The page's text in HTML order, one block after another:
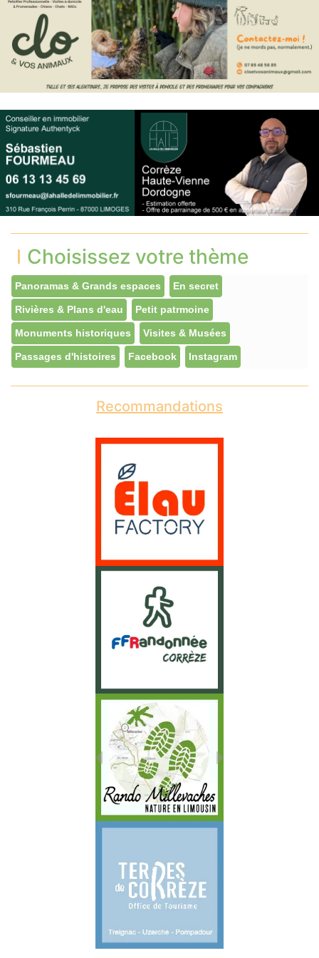
Choisissez votre thème
Panoramas & Grands espaces En secret
Rivières & Plans d'eau Petit patrmoine
Monuments historiques Visites & Musées
Passages d'histoires Facebook Instagram
Recommandations